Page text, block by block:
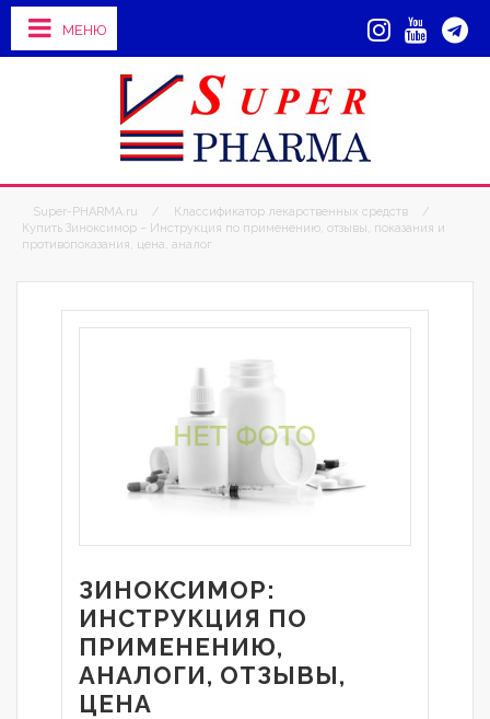
МЕНЮ
Super-PHARMA.ru / Классификатор лекарственных средств
/
Купить Зиноксимор – Инструкция по применению, отзывы, показания и
противопоказания, цена, аналог
ЗИНОКСИМОР:
ИНСТРУКЦИЯ ПО
ПРИМЕНЕНИЮ,
АНАЛОГИ, ОТЗЫВЫ,
ЦЕНА